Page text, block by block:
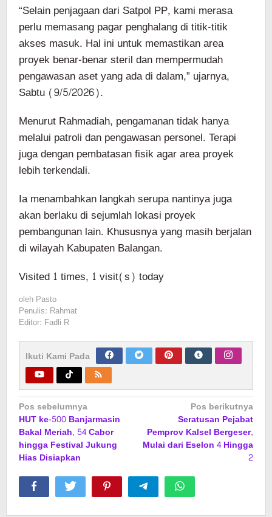
“Selain penjagaan dari Satpol PP, kami merasa
perlu memasang pagar penghalang di titik-titik
akses masuk. Hal ini untuk memastikan area
proyek benar-benar steril dan mempermudah
pengawasan aset yang ada di dalam,” ujarnya,
Sabtu (9/5/2026).
Menurut Rahmadiah, pengamanan tidak hanya
melalui patroli dan pengawasan personel. Terapi
juga dengan pembatasan fisik agar area proyek
lebih terkendali.
Ia menambahkan langkah serupa nantinya juga
akan berlaku di sejumlah lokasi proyek
pembangunan lain. Khususnya yang masih berjalan
di wilayah Kabupaten Balangan.
Visited 1 times, 1 visit(s) today
oleh Pasto
Penulis: Rahmat
Editor: Fadli R
Ikuti Kami Pada
Navigasi
pos
Pos sebelumnya
HUT ke-500 Banjarmasin
Bakal Meriah, 54 Cabor
hingga Festival Jukung
Hias Disiapkan
Pos berikutnya
Seratusan Pejabat
Pemprov Kalsel Bergeser,
Mulai dari Eselon 4 Hingga
2